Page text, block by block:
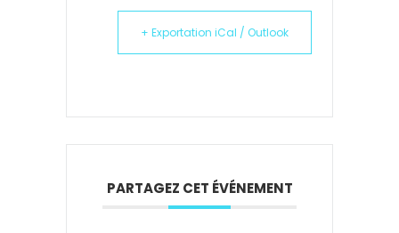
+ Exportation iCal / Outlook
PARTAGEZ CET ÉVÉNEMENT